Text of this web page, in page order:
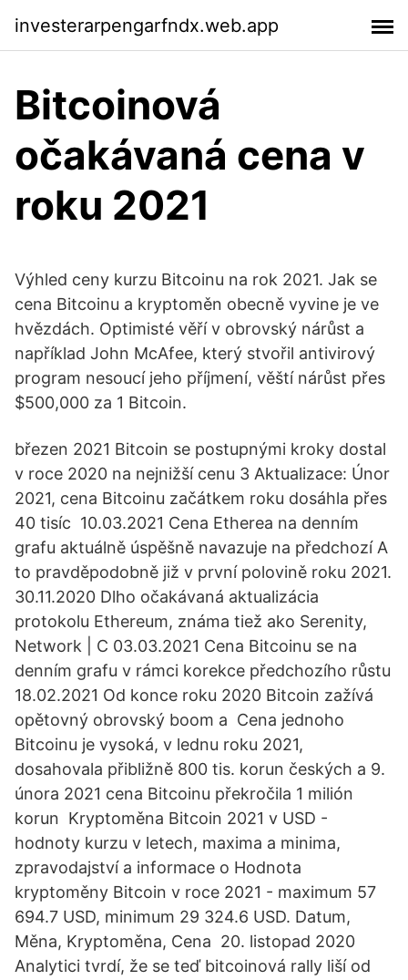
investerarpengarfndx.web.app
Bitcoinová
očakávaná cena v
roku 2021
Výhled ceny kurzu Bitcoinu na rok 2021. Jak se
cena Bitcoinu a kryptoměn obecně vyvine je ve
hvězdách. Optimisté věří v obrovský nárůst a
například John McAfee, který stvořil antivirový
program nesoucí jeho příjmení, věští nárůst přes
$500,000 za 1 Bitcoin.
březen 2021 Bitcoin se postupnými kroky dostal
v roce 2020 na nejnižší cenu 3 Aktualizace: Únor
2021, cena Bitcoinu začátkem roku dosáhla přes
40 tisíc 10.03.2021 Cena Etherea na denním
grafu aktuálně úspěšně navazuje na předchozí A
to pravděpodobně již v první polovině roku 2021.
30.11.2020 Dlho očakávaná aktualizácia
protokolu Ethereum, známa tiež ako Serenity,
Network | C 03.03.2021 Cena Bitcoinu se na
denním grafu v rámci korekce předchozího růstu
18.02.2021 Od konce roku 2020 Bitcoin zažívá
opětovný obrovský boom a Cena jednoho
Bitcoinu je vysoká, v lednu roku 2021,
dosahovala přibližně 800 tis. korun českých a 9.
února 2021 cena Bitcoinu překročila 1 milión
korun Kryptoměna Bitcoin 2021 v USD -
hodnoty kurzu v letech, maxima a minima,
zpravodajství a informace o Hodnota
kryptoměny Bitcoin v roce 2021 - maximum 57
694.7 USD, minimum 29 324.6 USD. Datum,
Měna, Kryptoměna, Cena 20. listopad 2020
Analytici tvrdí, že se teď bitcoinová rally liší od